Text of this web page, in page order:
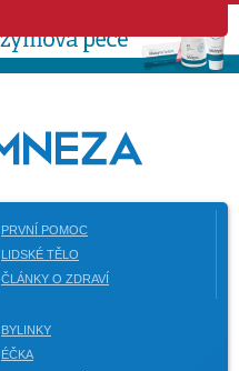
PRVNÍ POMOC
LIDSKÉ TĚLO
ČLÁNKY O ZDRAVÍ
BYLINKY
ÉČKA